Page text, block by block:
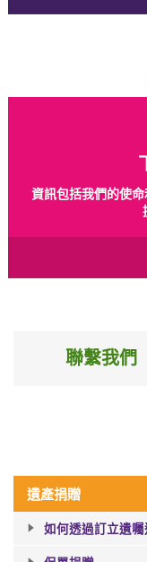
遺產捐贈
如何透過訂立遺
資訊包括我們的使
聯繫我們